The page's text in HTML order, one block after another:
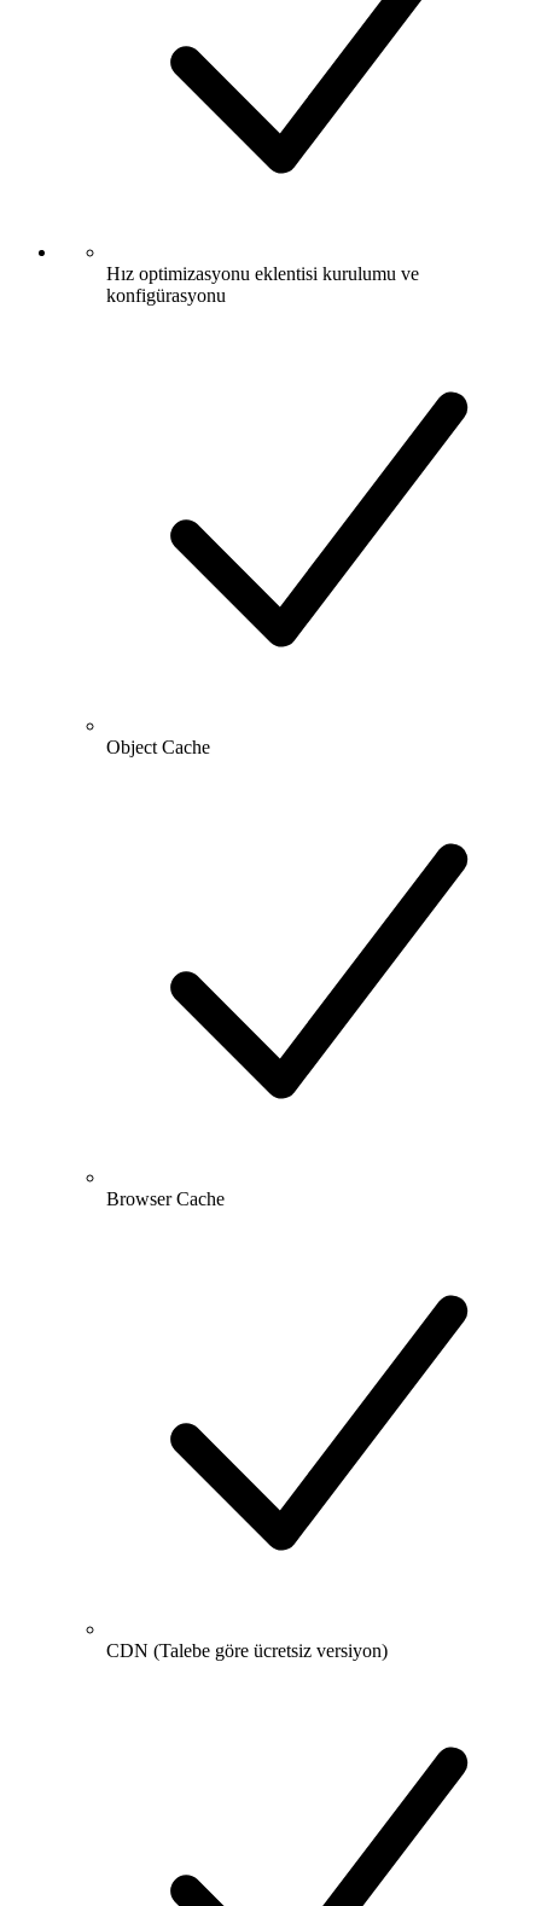
Hız optimizasyonu eklentisi kurulumu ve
konfigürasyonu
Object Cache
Browser Cache
CDN (Talebe göre ücretsiz versiyon)